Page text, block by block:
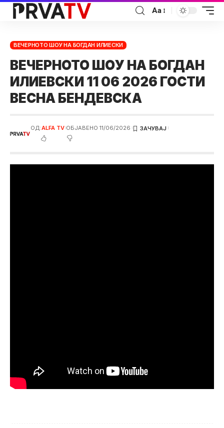
Аа
ВЕЧЕРНОТО ШОУ НА БОГДАН ИЛИЕСКИ
ВЕЧЕРНОТО ШОУ НА БОГДАН
ИЛИЕВСКИ 11 06 2026 ГОСТИ
ВЕСНА БЕНДЕВСКА
ОД:ALFA TV ОБЈАВЕНО 11/06/2026